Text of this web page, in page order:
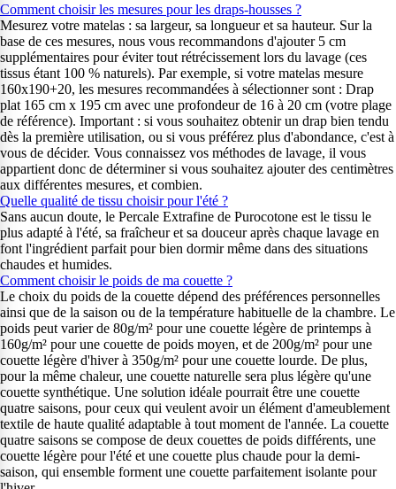
Comment choisir les mesures pour les draps-housses ?
Mesurez votre matelas : sa largeur, sa longueur et sa hauteur. Sur la
base de ces mesures, nous vous recommandons d'ajouter 5 cm
supplémentaires pour éviter tout rétrécissement lors du lavage (ces
tissus étant 100 % naturels). Par exemple, si votre matelas mesure
160x190+20, les mesures recommandées à sélectionner sont : Drap
plat 165 cm x 195 cm avec une profondeur de 16 à 20 cm (votre plage
de référence). Important : si vous souhaitez obtenir un drap bien tendu
dès la première utilisation, ou si vous préférez plus d'abondance, c'est à
vous de décider. Vous connaissez vos méthodes de lavage, il vous
appartient donc de déterminer si vous souhaitez ajouter des centimètres
aux différentes mesures, et combien.
Quelle qualité de tissu choisir pour l'été ?
Sans aucun doute, le Percale Extrafine de Purocotone est le tissu le
plus adapté à l'été, sa fraîcheur et sa douceur après chaque lavage en
font l'ingrédient parfait pour bien dormir même dans des situations
chaudes et humides.
Comment choisir le poids de ma couette ?
Le choix du poids de la couette dépend des préférences personnelles
ainsi que de la saison ou de la température habituelle de la chambre. Le
poids peut varier de 80g/m² pour une couette légère de printemps à
160g/m² pour une couette de poids moyen, et de 200g/m² pour une
couette légère d'hiver à 350g/m² pour une couette lourde. De plus,
pour la même chaleur, une couette naturelle sera plus légère qu'une
couette synthétique. Une solution idéale pourrait être une couette
quatre saisons, pour ceux qui veulent avoir un élément d'ameublement
textile de haute qualité adaptable à tout moment de l'année. La couette
quatre saisons se compose de deux couettes de poids différents, une
couette légère pour l'été et une couette plus chaude pour la demi-
saison, qui ensemble forment une couette parfaitement isolante pour